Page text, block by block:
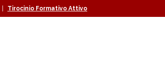
Tirocinio Formativo Attivo